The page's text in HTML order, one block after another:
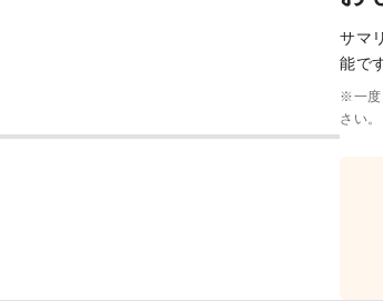
サマ
能で
※一度
さい。